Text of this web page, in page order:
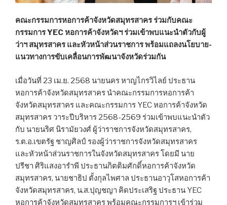
คณะกรรมการหอการค้าจังหวัดสมุทรสาคร ร่วมกับคณะ
กรรมการ YEC หอการค้าจังหวัดฯ ร่วมเข้าพบแนะนำตัวกับผู้
ว่าฯ สมุทรสาคร และหัวหน้าส่วนราชการ พร้อมแถลงนโยบาย-
แนวทางการขับเคลื่อนการพัฒนาจังหวัดร่วมกัน
เมื่อวันที่ 23 เม.ย. 2568 นายนคร หาญไกรวิไลย์ ประธาน
หอการค้าจังหวัดสมุทรสาคร นำคณะกรรมการหอการค้า
จังหวัดสมุทรสาคร และคณะกรรมการ YEC หอการค้าจังหวัด
สมุทรสาคร วาระปีบริหาร 2568-2569 ร่วมเข้าพบแนะนำตัว
กับ นายนริศ นิรามัยวงศ์ ผู้ว่าราชการจังหวัดสมุทรสาคร,
ร.ต.อ.เขตรัฐ ชาญศิลป์ รองผู้ว่าราชการจังหวัดสมุทรสาคร
และหัวหน้าส่วนราชการในจังหวัดสมุทรสาคร โดยมี นาย
ปรีชา ศิริแสงอารำพี ประธานกิตติมศักดิ์หอการค้าจังหวัด
สมุทรสาคร, นายชาธิป ตั้งกุลไพศาล ประธานอาวุโสหอการค้า
จังหวัดสมุทรสาคร, น.ส.ปุญชญา คิดประเสริฐ ประธาน YEC
หอการค้าจังหวัดสมุทรสาคร พร้อมคณะกรรมการฯ เข้าร่วม